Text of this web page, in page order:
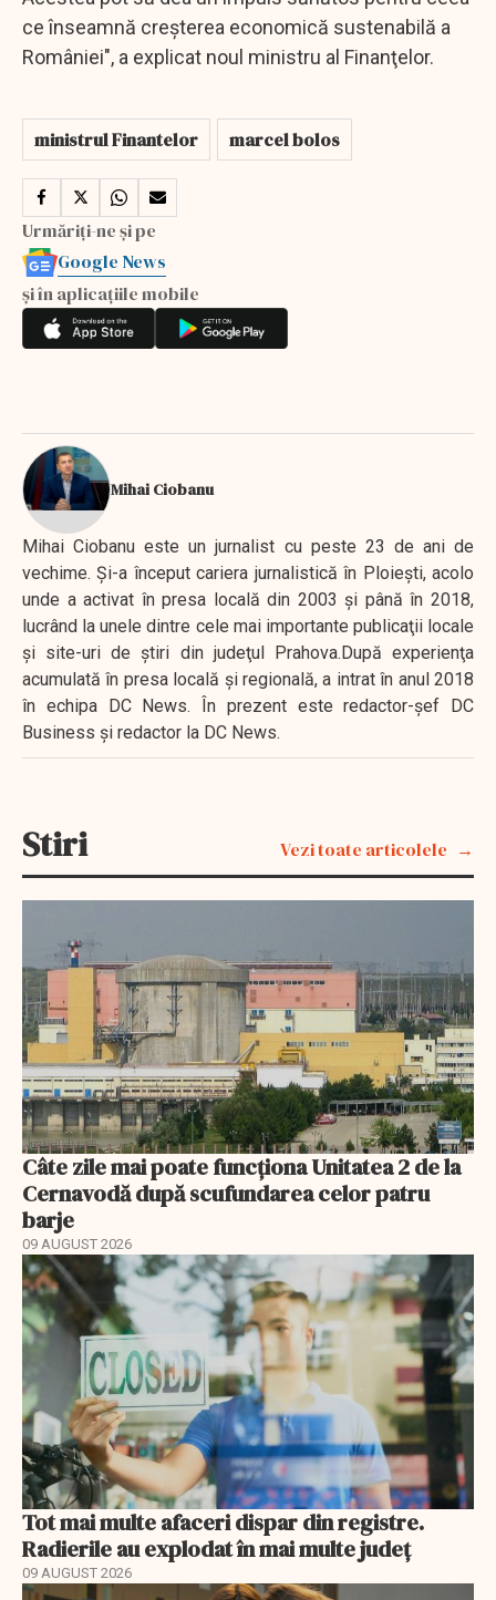
ce înseamnă creşterea economică sustenabilă a
României", a explicat noul ministru al Finanţelor.
ministrul Finantelor marcel bolos
Urmăriți-ne și pe
Google News
și în aplicațiile mobile
Mihai Ciobanu
Mihai Ciobanu este un jurnalist cu peste 23 de ani de
vechime. Şi-a început cariera jurnalistică în Ploieşti, acolo
unde a activat în presa locală din 2003 şi până în 2018,
lucrând la unele dintre cele mai importante publicaţii locale
şi site-uri de ştiri din judeţul Prahova.După experienţa
acumulată în presa locală şi regională, a intrat în anul 2018
în echipa DC News. În prezent este redactor-şef DC
Business şi redactor la DC News.
Stiri Vezi toate articolele
Câte zile mai poate funcționa Unitatea 2 de la
Cernavodă după scufundarea celor patru
barje
09 AUGUST 2026
Tot mai multe afaceri dispar din registre.
Radierile au explodat în mai multe județ
09 AUGUST 2026